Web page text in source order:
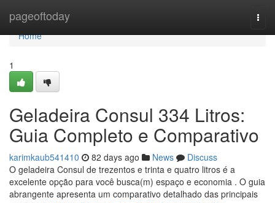
pageoftoday
Home
Home
1
Geladeira Consul 334 Litros:
Guia Completo e Comparativo
karimkaub541410 82 days ago News
Discuss
O geladeira Consul de trezentos e trinta e quatro litros é a
excelente opção para você busca(m) espaço e economia . O guia
abrangente apresenta um comparativo detalhado das principais